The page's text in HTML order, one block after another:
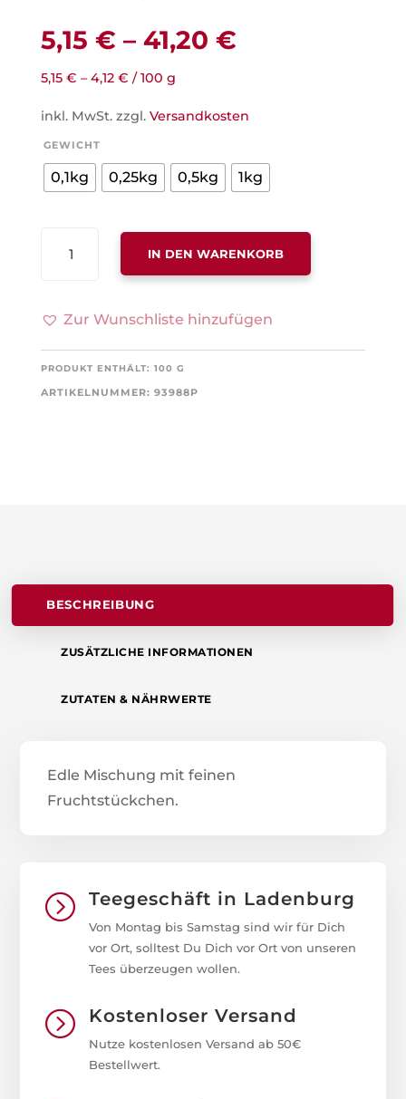
5,15 € – 41,20 €
5,15 € –4,12 € / 100 g
inkl. MwSt. zzgl. Versandkosten
GEWICHT
0,1kg 0,25kg 0,5kg 1kg
IN DEN WARENKORB
Zur Wunschliste hinzufügen
PRODUKT ENTHÄLT: 100 G
ARTIKELNUMMER: 93988P
BESCHREIBUNG
ZUSÄTZLICHE INFORMATIONEN
ZUTATEN & NÄHRWERTE
Edle Mischung mit feinen
Fruchtstückchen.
= Teegeschäft in Ladenburg
Von Montag bis Samstag sind wir für Dich
vor Ort, solltest Du Dich vor Ort von unseren
Tees überzeugen wollen.
= Kostenloser Versand
Nutze kostenlosen Versand ab 50€
Bestellwert.